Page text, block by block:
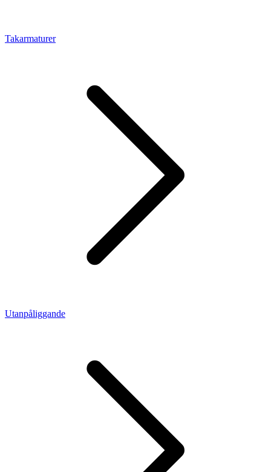
Takarmaturer
Utanpåliggande